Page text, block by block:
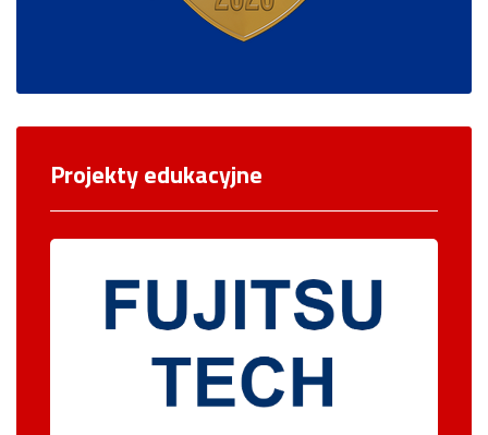
Projekty edukacyjne